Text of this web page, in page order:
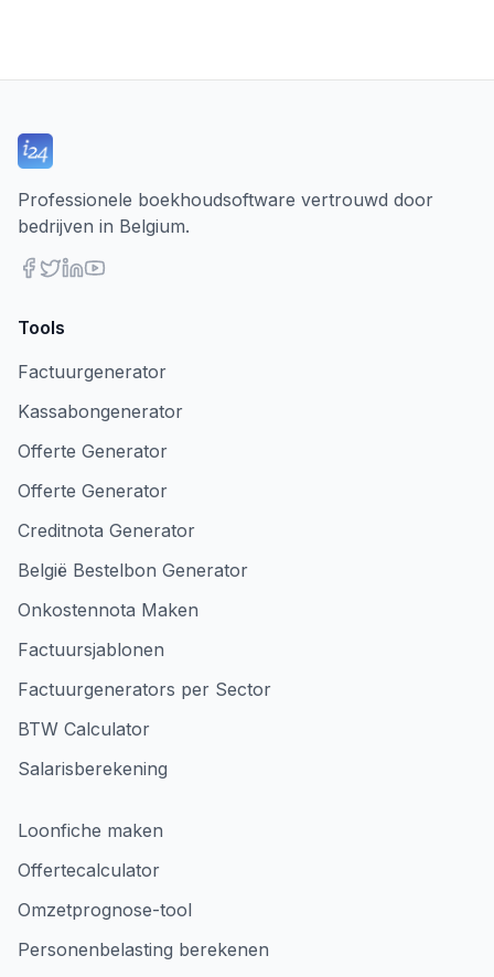
Professionele boekhoudsoftware vertrouwd door
bedrijven in Belgium.
Tools
Factuurgenerator
Kassabongenerator
Offerte Generator
Offerte Generator
Creditnota Generator
België Bestelbon Generator
Onkostennota Maken
Factuursjablonen
Factuurgenerators per Sector
BTW Calculator
Salarisberekening
Loonfiche maken
Offertecalculator
Omzetprognose-tool
Personenbelasting berekenen